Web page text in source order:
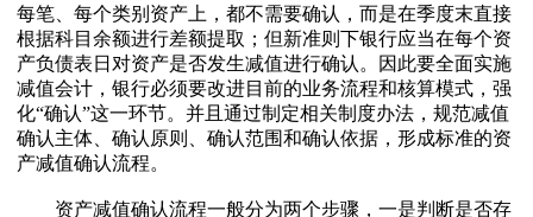
每笔、每个类别资产上，都不需要确认，而是在季度末直接
根据科目余额进行差额提取；但新准则下银行应当在每个资
产负债表日对资产是否发生减值进行确认。因此要全面实施
减值会计，银行必须要改进目前的业务流程和核算模式，强
化“确认”这一环节。并且通过制定相关制度办法，规范减值
确认主体、确认原则、确认范围和确认依据，形成标准的资
产减值确认流程。
资产减值确认流程一般分为两个步骤，一是判断是否存